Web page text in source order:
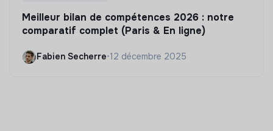
Meilleur bilan de compétences 2026 : notre
comparatif complet (Paris & En ligne)
Fabien Secherre•12 décembre 2025